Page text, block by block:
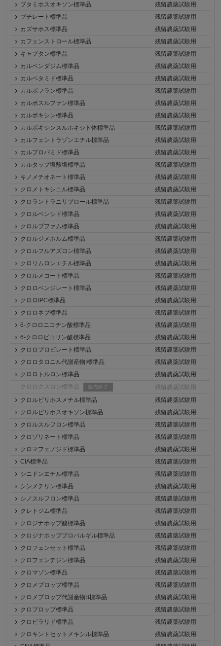
ブタミホスオキソン標準品
残留農薬試験用
ブチレート標準品
残留農薬試験用
カズサホス標準品
残留農薬試験用
カフェンストロール標準品
残留農薬試験用
キャプタン標準品
残留農薬試験用
カルベンダジム標準品
残留農薬試験用
カルベタミド標準品
残留農薬試験用
カルボフラン標準品
残留農薬試験用
カルボスルファン標準品
残留農薬試験用
カルボキシン標準品
残留農薬試験用
カルボキシンスルホキシド体標準品
残留農薬試験用
カルフェントラゾンエチル標準品
残留農薬試験用
カルプロパミド標準品
残留農薬試験用
カルタップ塩酸塩標準品
残留農薬試験用
キノメチオネート標準品
残留農薬試験用
クロメトキシニル標準品
残留農薬試験用
クロラントラニリプロール標準品
残留農薬試験用
クロルベンシド標準品
残留農薬試験用
クロルブファム標準品
残留農薬試験用
クロルジメホルム標準品
残留農薬試験用
クロルフルアズロン標準品
残留農薬試験用
クロリムロンエチル標準品
残留農薬試験用
クロルメコート標準品
残留農薬試験用
クロロベンジレート標準品
残留農薬試験用
クロロIPC標準品
残留農薬試験用
クロロネブ標準品
残留農薬試験用
6-クロロニコチン酸標準品
残留農薬試験用
6-クロロピコリン酸標準品
残留農薬試験用
クロロプロピレート標準品
残留農薬試験用
クロロタロニル代謝産物I標準品
残留農薬試験用
クロロトルロン標準品
残留農薬試験用
クロロクスロン標準品
販売終了
残留農薬試験用
クロルピリホスメチル標準品
残留農薬試験用
クロルピリホスオキソン標準品
残留農薬試験用
クロルスルフロン標準品
残留農薬試験用
クロゾリネート標準品
残留農薬試験用
クロマフェノジド標準品
残留農薬試験用
CIA標準品
残留農薬試験用
シニドンエチル標準品
残留農薬試験用
シンメチリン標準品
残留農薬試験用
シノスルフロン標準品
残留農薬試験用
クレトジム標準品
残留農薬試験用
クロジナホップ酸標準品
残留農薬試験用
クロジナホッププロパルギル標準品
残留農薬試験用
クロフェンセット標準品
残留農薬試験用
クロフェンテジン標準品
残留農薬試験用
クロマゾン標準品
残留農薬試験用
クロメプロップ標準品
残留農薬試験用
クロメプロップ代謝産物B標準品
残留農薬試験用
クロプロップ標準品
残留農薬試験用
クロピラリド標準品
残留農薬試験用
クロキントセットメキシル標準品
残留農薬試験用